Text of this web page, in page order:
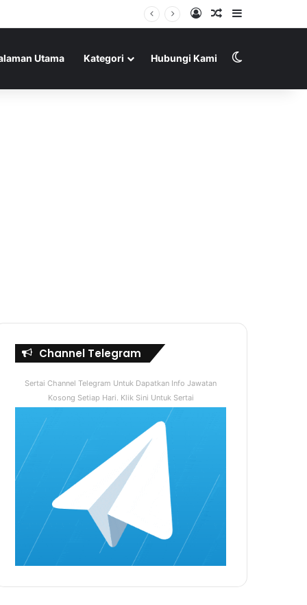
Log InRandom Article
Sidebar
Utama Kategori Hubungi Kami
Channel Telegram
Sertai Channel Telegram Untuk Dapatkan Info Jawatan
Kosong Setiap Hari. Klik Sini Untuk Sertai